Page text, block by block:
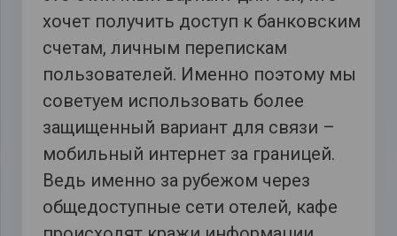
хочет получить доступ к банковским
счетам, личным перепискам
пользователей. Именно поэтому мы
советуем использовать более
защищенный вариант для связи –
мобильный интернет за границей.
Ведь именно за рубежом через
общедоступные сети отелей, кафе